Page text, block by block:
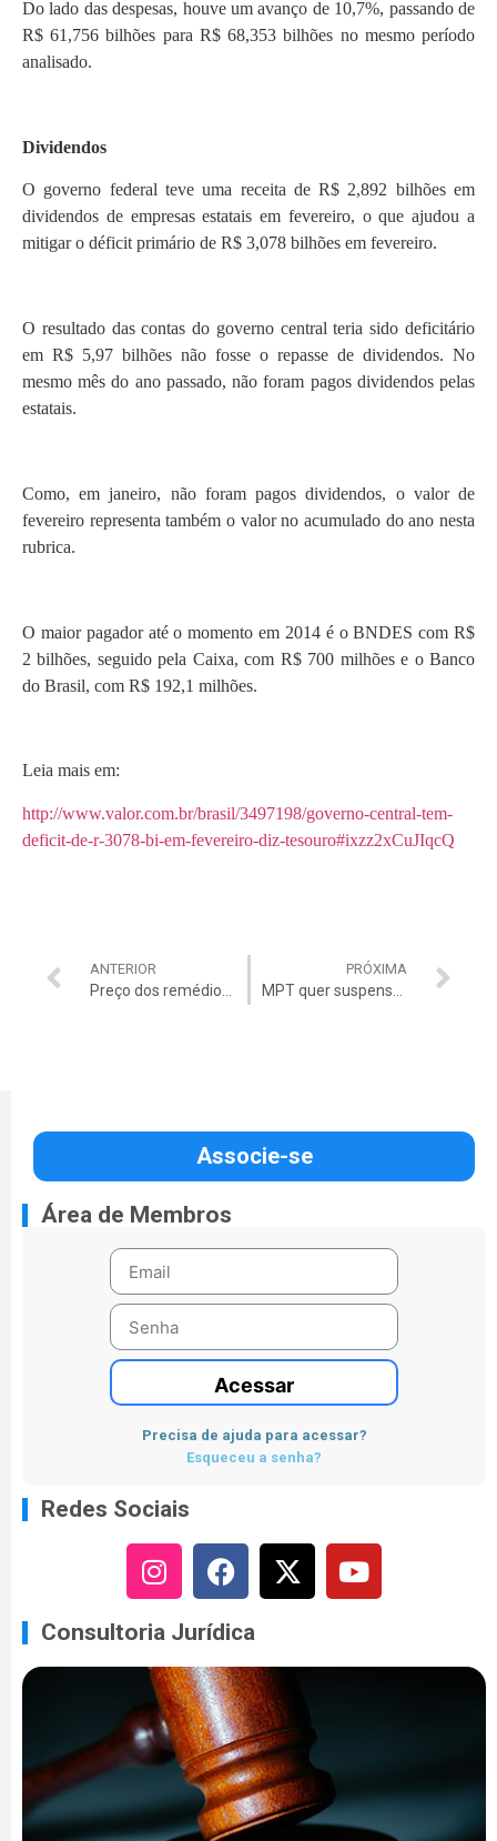
Do lado das despesas, houve um avanço de 10,7%, passando de
R$ 61,756 bilhões para R$ 68,353 bilhões no mesmo período
analisado.
Dividendos
O governo federal teve uma receita de R$ 2,892 bilhões em
dividendos de empresas estatais em fevereiro, o que ajudou a
mitigar o déficit primário de R$ 3,078 bilhões em fevereiro.
O resultado das contas do governo central teria sido deficitário
em R$ 5,97 bilhões não fosse o repasse de dividendos. No
mesmo mês do ano passado, não foram pagos dividendos pelas
estatais.
Como, em janeiro, não foram pagos dividendos, o valor de
fevereiro representa também o valor no acumulado do ano nesta
rubrica.
O maior pagador até o momento em 2014 é o BNDES com R$
2 bilhões, seguido pela Caixa, com R$ 700 milhões e o Banco
do Brasil, com R$ 192,1 milhões.
Leia mais em:
http://www.valor.com.br/brasil/3497198/governo-central-tem-
deficit-de-r-3078-bi-em-fevereiro-diz-tesouro#ixzz2xCuJIqcQ
ANTERIOR PRÓXIMA
Associe-se
Área de Membros
Acessar
Precisa de ajuda para acessar?
Esqueceu a senha?
Redes Sociais
Consultoria Jurídica